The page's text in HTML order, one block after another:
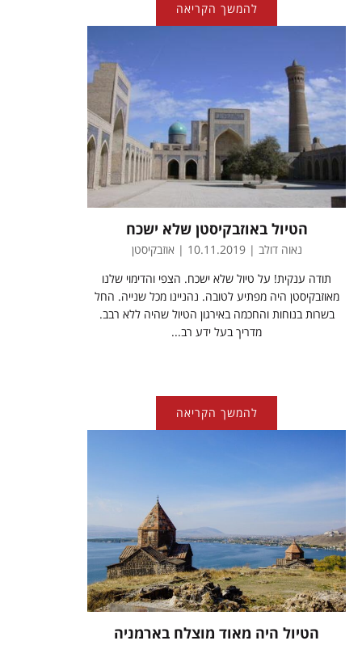
להמשך הקריאה
הטיול באוזבקיסטן שלא ישכח
נאוה דולב | 10.11.2019 | אוזבקיסטן
תודה ענקית! על טיול שלא ישכח. הצפי והדימוי שלנו
מאוזבקיסטן היה מפתיע לטובה. נהניינו מכל שנייה. החל
בשרות בנוחות והחכמה באירגון הטיול שהיה ללא רבב.
מדריך בעל ידע רב...
להמשך הקריאה
הטיול היה מאוד מוצלח בארמניה